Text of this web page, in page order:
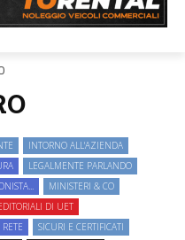
INTORNO ALL'AZIENDA
LEGALMENTE PARLANDO
MINISTERI & CO
DI UET
SICURI E CERTIFICATI